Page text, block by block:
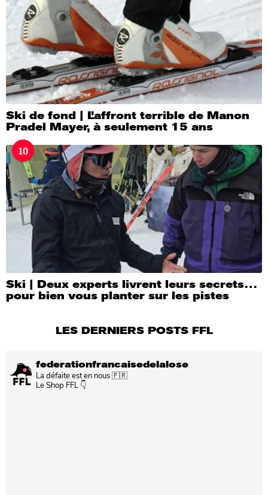
Ski de fond | L’affront terrible de Manon
Pradel Mayer, à seulement 15 ans
10
Ski | Deux experts livrent leurs secrets…
pour bien vous planter sur les pistes
LES DERNIERS POSTS FFL
federationfrancaisedelalose
La défaite est en nous 🇫🇷
Le Shop FFL 👇